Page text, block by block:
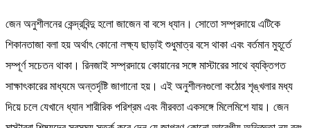
জেন অনুশীলনের কেন্দ্রবিন্দু হলো জাজেন বা বসে ধ্যান। সোতো সম্প্রদায়ে এটিকে
শিকানতাজা বলা হয় অর্থাৎ কোনো লক্ষ্য ছাড়াই শুধুমাত্র বসে থাকা এবং বর্তমান মুহূর্তে
সম্পূর্ণ সচেতন থাকা। রিনজাই সম্প্রদায়ে কোয়ানের সঙ্গে মাস্টারের সাথে ব্যক্তিগত
সাক্ষাৎকারের মাধ্যমে অন্তর্দৃষ্টি জাগানো হয়। এই অনুশীলনগুলো কঠোর শৃঙ্খলার মধ্য
দিয়ে চলে যেখানে ধ্যান শারীরিক পরিশ্রম এবং নীরবতা একসঙ্গে মিলেমিশে যায়। জেন